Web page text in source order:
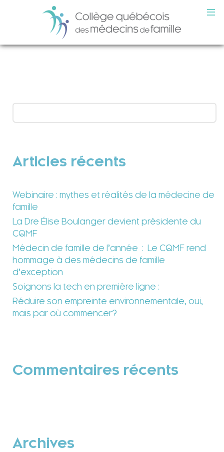
Articles récents
Webinaire : mythes et réalités de la médecine de
famille
La Dre Élise Boulanger devient présidente du
CQMF
Médecin de famille de l’année : Le CQMF rend
hommage à des médecins de famille
d’exception
Soignons la tech en première ligne :
Réduire son empreinte environnementale, oui,
mais par où commencer?
Commentaires récents
Archives